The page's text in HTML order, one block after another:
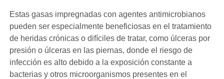
Estas gasas impregnadas con agentes antimicrobianos
pueden ser especialmente beneficiosas en el tratamiento
de heridas crónicas o difíciles de tratar, como úlceras por
presión o úlceras en las piernas, donde el riesgo de
infección es alto debido a la exposición constante a
bacterias y otros microorganismos presentes en el